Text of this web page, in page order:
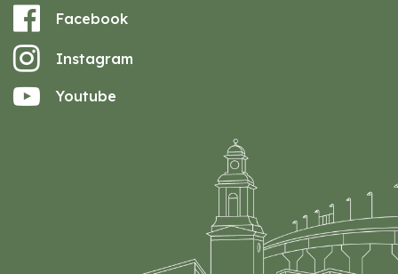
Facebook
Instagram
Youtube